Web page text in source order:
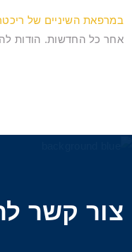
במרפאת השיניים של
אחר כל החדשות. הודות
צור קשר